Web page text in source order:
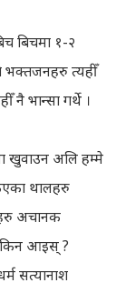
बिचमा १-२
भक्तजनहरु त्यहीँ
नै भान्सा गर्थे ।
खुवाउन अलि हम्मे
थालहरु
अचानक
किन आइस् ?
सत्यानाश